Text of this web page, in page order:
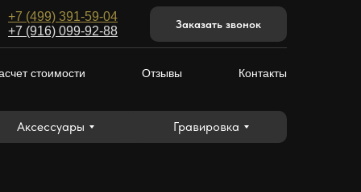
+7 (499) 391-59-04
+7 (916) 099-92-88
Заказать звонок
стоимости Отзывы Контакты
Гравировка
Аксессуары
Гравировка
Аксессуары